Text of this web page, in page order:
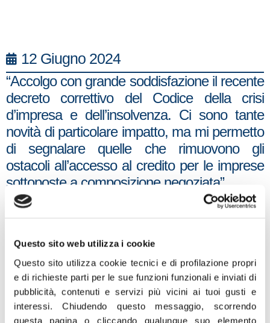
Questo sito web utilizza i cookie
Questo sito utilizza cookie tecnici e di profilazione propri
e di richieste parti per le sue funzioni funzionali e inviati di
pubblicità, contenuti e servizi più vicini ai tuoi gusti e
interessi.Chiudendo questo messaggio, scorrendo
questa pagina o cliccando qualunque suo elemento
12 Giugno 2024
“Accolgo con grande soddisfazione il recente
decreto correttivo del Codice della crisi
d’impresa e dell’insolvenza. Ci sono tante
novità di particolare impatto, ma mi permetto
di segnalare quelle che rimuovono gli
ostacoli all’accesso al credito per le imprese
sottoposte a composizione negoziata”.
Lo dichiara Marco Osnato – deputato di
Commissione Finanze e responsabile
economico del partito – commentando il
provvedimento adottato dall’ultimo Consiglio
dei ministri.
“Ora l’accesso a quella procedura non